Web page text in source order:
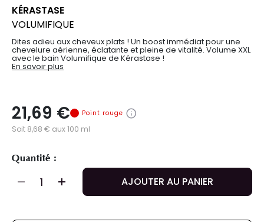
KÉRASTASE
VOLUMIFIQUE
Dites adieu aux cheveux plats ! Un boost immédiat pour une
chevelure aérienne, éclatante et pleine de vitalité. Volume XXL
avec le bain Volumifique de Kérastase !
En savoir plus
21,69 € Point rouge
Soit 8,68 € aux 100 ml
Quantité :
AJOUTER AU PANIER